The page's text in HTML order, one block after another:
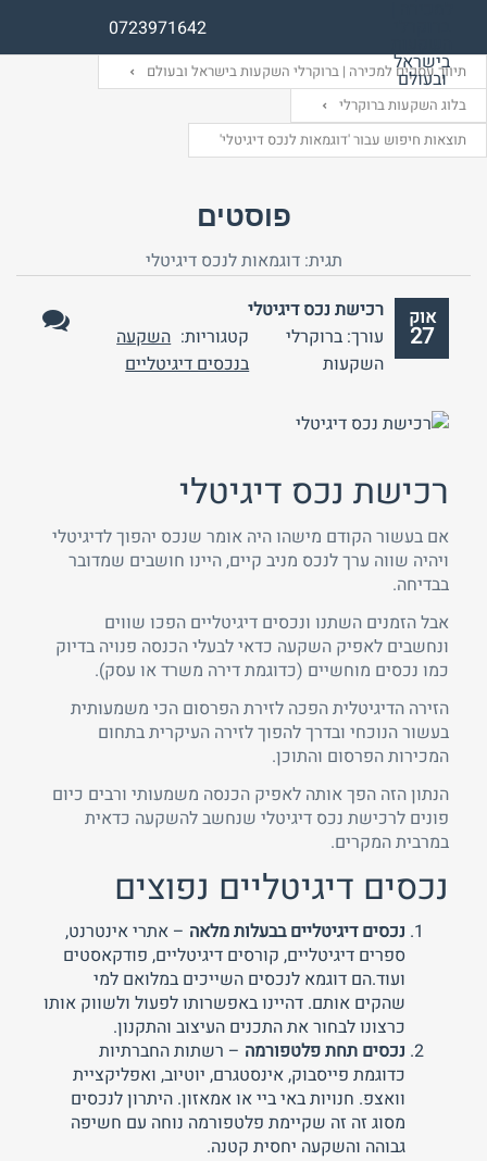
0723971642
שם משתמש (אנגלית)
התחבר באמצעות:
שכחת
סיסמה? התחבר
זכור אותי
לא רשום לאתר? ★ הירשם כאן! ★
שם משתמש (אנגלית)
התחבר באמצעות:
טלפון
חזור לאתרהתחבר פרסם באתר
תיווך עסקים למכירה | ברוקרלי השקעות בישראל ובעולם
בלוג השקעות ברוקרלי
תוצאות חיפוש עבור 'דוגמאות לנכס דיגיטלי'
פוסטים
תגית:דוגמאות לנכס דיגיטלי
אוק
27
רכישת נכס דיגיטלי
עורך: ברוקרלי
השקעות
קטגוריות: השקעה
בנכסים דיגיטליים
רכישת נכס דיגיטלי
אם בעשור הקודם מישהו היה אומר שנכס יהפוך לדיגיטלי
ויהיה שווה ערך לנכס מניב קיים, היינו חושבים שמדובר
בבדיחה.
אבל הזמנים השתנו ונכסים דיגיטליים הפכו שווים
ונחשבים לאפיק השקעה כדאי לבעלי הכנסה פנויה בדיוק
כמו נכסים מוחשיים (כדוגמת דירה משרד או עסק).
הזירה הדיגיטלית הפכה לזירת הפרסום הכי משמעותית
בעשור הנוכחי ובדרך להפוך לזירה העיקרית בתחום
המכירות הפרסום והתוכן.
הנתון הזה הפך אותה לאפיק הכנסה משמעותי ורבים כיום
פונים לרכישת נכס דיגיטלי שנחשב להשקעה כדאית
במרבית המקרים.
נכסים דיגיטליים נפוצים
נכסים דיגיטליים בבעלות מלאה – אתרי אינטרנט,
ספרים דיגיטליים, קורסים דיגיטליים, פודקאסטים
ועוד.הם דוגמא לנכסים השייכים במלואם למי
שהקים אותם. דהיינו באפשרותו לפעול ולשווק אותו
כרצונו לבחור את התכנים העיצוב והתקנון.
נכסים תחת פלטפורמה – רשתות החברתיות
כדוגמת פייסבוק, אינסטגרם, יוטיוב, ואפליקציית
וואצפ. חנויות באי ביי או אמאזון. היתרון לנכסים
מסוג זה זה שקיימת פלטפורמה נוחה עם חשיפה
גבוהה והשקעה יחסית קטנה.